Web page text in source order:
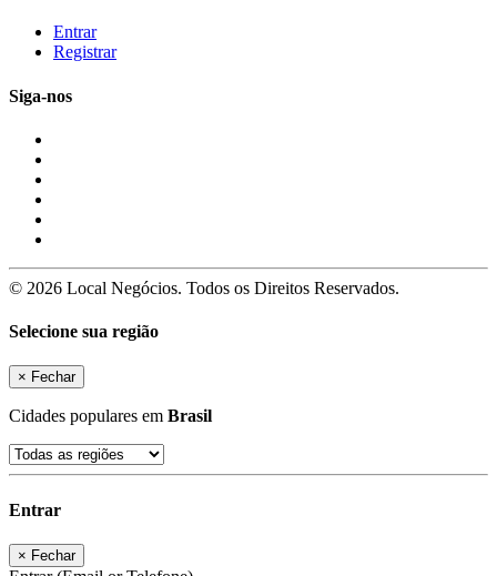
Entrar
Registrar
Siga-nos
© 2026 Local Negócios. Todos os Direitos Reservados.
Selecione sua região
× Fechar
Cidades populares em Brasil
Entrar
× Fechar